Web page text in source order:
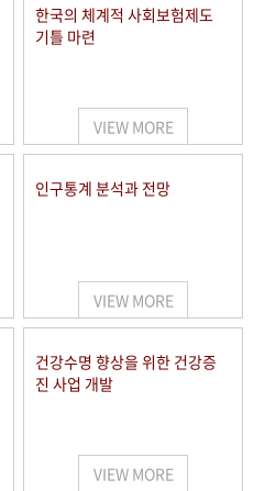
한국의 체계적 사회보험제도
기틀 마련
VIEW MORE
인구통계 분석과 전망
VIEW MORE
건강수명 향상을 위한 건강증
진 사업 개발
VIEW MORE